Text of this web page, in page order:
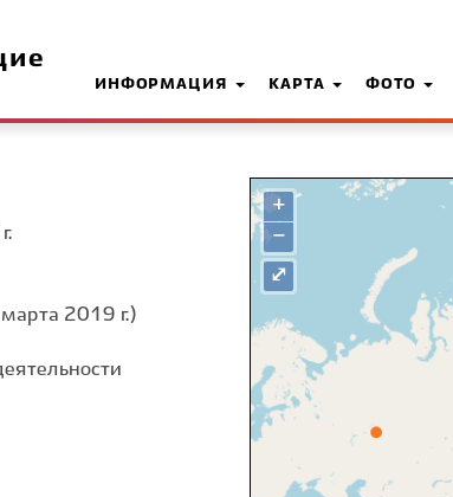
ИНФОРМАЦИЯ КАРТА ФОТО
2019 г.)
+
−
⤢